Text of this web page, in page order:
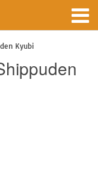
Kyubi